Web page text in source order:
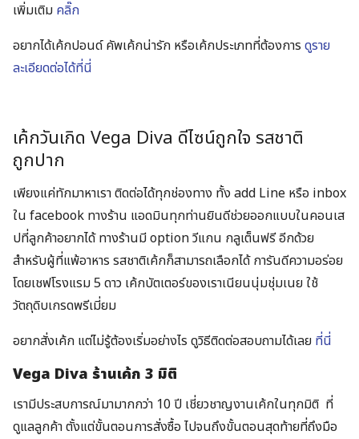
เพิ่มเติม คลิ๊ก
อยากได้เค้กปอนด์ คัพเค้กน่ารัก หรือเค้กประเภทที่ต้องการ ดูราย
ละเอียดต่อได้ที่นี่
เค้กวันเกิด Vega Diva ดีไซน์ถูกใจ รสชาติ
ถูกปาก
เพียงแค่ทักมาหาเรา ติดต่อได้ทุกช่องทาง ทั้ง add Line หรือ inbox
ใน facebook ทางร้าน แอดมินทุกท่านยินดีช่วยออกแบบในคอนเส
ปที่ลูกค้าอยากได้ ทางร้านมี option วีแกน กลูเต็นฟรี อีกด้วย
สำหรับผู้ที่แพ้อาหาร รสชาติเค้กก็สามารถเลือกได้ การันดีความอร่อย
โดยเชฟโรงแรม 5 ดาว เค้กบัตเตอร์ของเราเนียนนุ่มชุ่มเนย ใช้
วัตถุดิบเกรดพรีเมี่ยม
อยากสั่งเค้ก แต่ไม่รู้ต้องเริ่มอย่างไร ดูวิธีติดต่อสอบถามได้เลย ที่นี่
Vega Diva ร้านเค้ก 3 มิติ
เรามีประสบการณ์มามากกว่า 10 ปี เชี่ยวชาญงานเค้กในทุกมิติ ที่
ดูแลลูกค้า ตั้งแต่ขั้นตอนการสั่งซื้อ ไปจนถึงขั้นตอนสุดท้ายที่ถึงมือ